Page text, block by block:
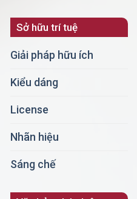
Sở hữu trí tuệ
Giải pháp hữu ích
Kiểu dáng
License
Nhãn hiệu
Sáng chế